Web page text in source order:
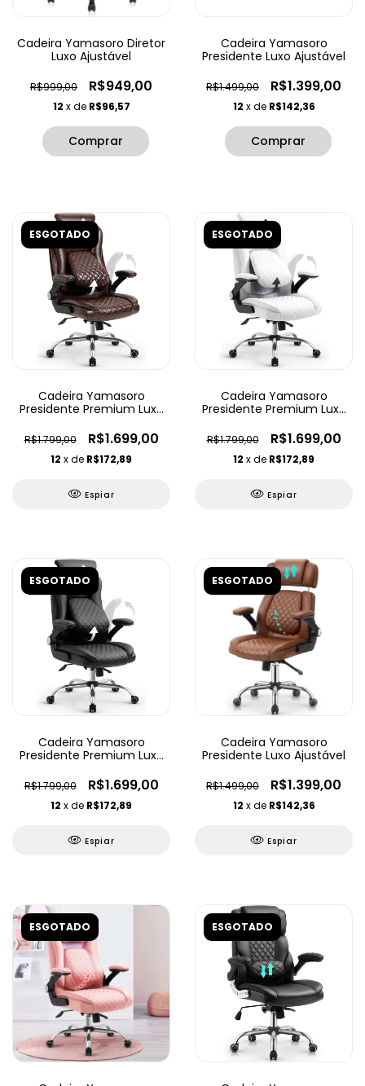
Cadeira Yamasoro Diretor
Luxo Ajustável
R$999,00 R$949,00
12 x de R$96,57
Cadeira Yamasoro
Presidente Luxo Ajustável
R$1.499,00 R$1.399,00
12 x de R$142,36
ESGOTADO
Cadeira Yamasoro
Presidente Premium Luxo
R$1.799,00 R$1.699,00
12 x de R$172,89
Espiar
ESGOTADO
Cadeira Yamasoro
Presidente Premium Luxo
R$1.799,00 R$1.699,00
12 x de R$172,89
Espiar
ESGOTADO
Cadeira Yamasoro
Presidente Premium Luxo
R$1.799,00 R$1.699,00
12 x de R$172,89
Espiar
ESGOTADO
Cadeira Yamasoro
Presidente Luxo Ajustável
R$1.499,00 R$1.399,00
12 x de R$142,36
Espiar
ESGOTADO ESGOTADO